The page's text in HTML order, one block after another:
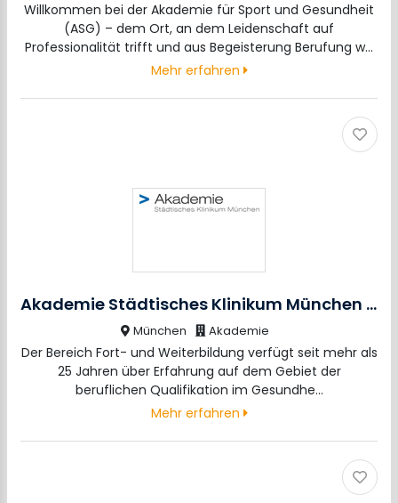
Willkommen bei der Akademie für Sport und Gesundheit
(ASG) – dem Ort, an dem Leidenschaft auf
Professionalität trifft und aus Begeisterung Berufung w…
Mehr erfahren
Akademie Städtisches Klinikum München GmbH
München Akademie
Der Bereich Fort- und Weiterbildung verfügt seit mehr als
25 Jahren über Erfahrung auf dem Gebiet der
beruflichen Qualifikation im Gesundhe…
Mehr erfahren